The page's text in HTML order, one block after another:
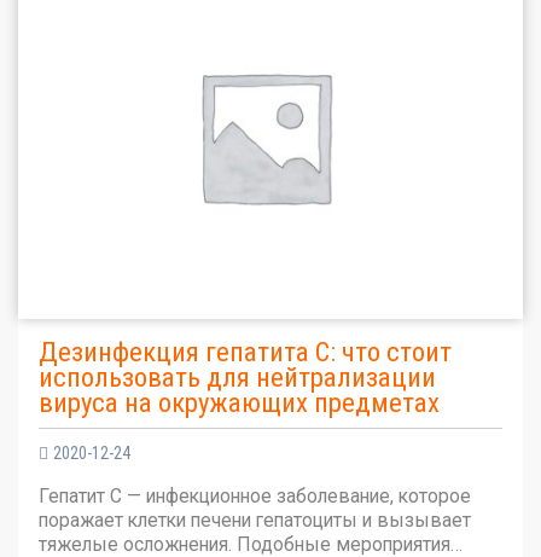
Дезинфекция гепатита С: что стоит
использовать для нейтрализации
вируса на окружающих предметах
2020-12-24
Гепатит С — инфекционное заболевание, которое
поражает клетки печени гепатоциты и вызывает
тяжелые осложнения. Подобные мероприятия…